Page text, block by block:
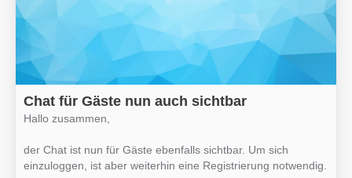
Chat für Gäste nun auch sichtbar
Hallo zusammen,
der Chat ist nun für Gäste ebenfalls sichtbar. Um sich
einzuloggen, ist aber weiterhin eine Registrierung notwendig.